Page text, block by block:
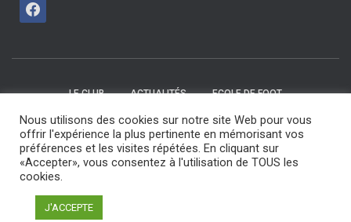
LE CLUB ACTUALITÉS ECOLE DE FOOT
CATÉGORIES U15 / U17 SENIORS LES COMMISSIONS
NOS ARBITRES
ESPV 2025 tout droit réservé | Maintenu par F Design
Nous utilisons des cookies sur notre site Web pour vous
offrir l'expérience la plus pertinente en mémorisant vos
préférences et les visites répétées. En cliquant sur
«Accepter», vous consentez à l'utilisation de TOUS les
cookies.
J'ACCEPTE